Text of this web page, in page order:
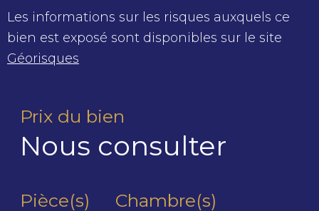
Les informations sur les risques auxquels ce
bien est exposé sont disponibles sur le site
Géorisques
Prix du bien
Nous consulter
Pièce(s) Chambre(s)